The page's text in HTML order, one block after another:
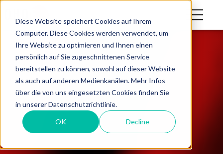
Diese Website speichert Cookies auf Ihrem
Computer. Diese Cookies werden verwendet, um
Ihre Website zu optimieren und Ihnen einen
persönlich auf Sie zugeschnittenen Service
bereitstellen zu können, sowohl auf dieser Website
als auch auf anderen Medienkanälen. Mehr Infos
über die von uns eingesetzten Cookies finden Sie
in unserer Datenschutzrichtlinie.
OK Decline